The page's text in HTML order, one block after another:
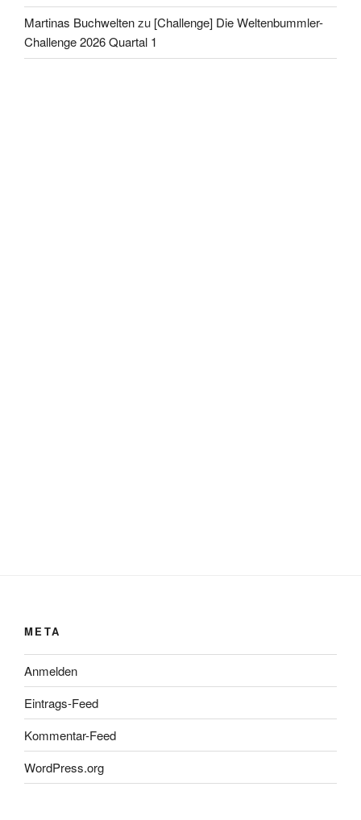
Martinas Buchweltenzu [Challenge] Die Weltenbummler-
Challenge 2026 Quartal 1
META
Anmelden
Eintrags-Feed
Kommentar-Feed
WordPress.org